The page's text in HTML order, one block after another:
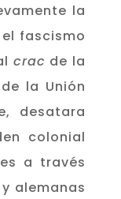
la
fascismo
crac de la
la Unión
desatara
colonial
a través
alemanas